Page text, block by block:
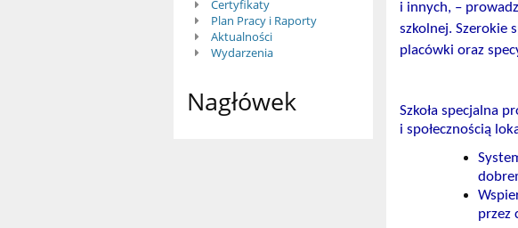
Certyfikaty
Plan Pracy i Raporty
Aktualności
Wydarzenia
Nagłówek
i innych, –
szkolnej. Szerokie
placówki oraz
Szkoła specjalna
i społecznością
przez